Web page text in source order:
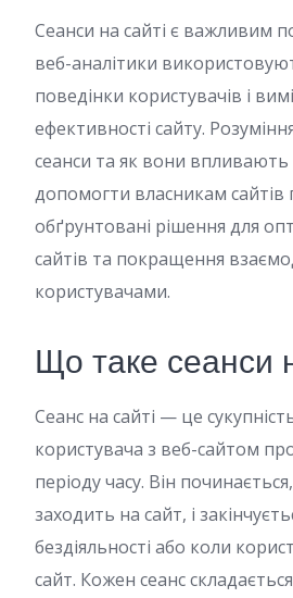
Сеанси на сайті є важливим
веб-аналітики
поведінки користувачів і
ефективності сайту.
сеанси та як вони
допомогти власникам
обґрунтовані рішення для
сайтів та покращення
користувачами.
Що таке сеанси
Сеанс на сайті — це
користувача з веб-сайтом
періоду часу. Він
заходить на сайт, і
бездіяльності або коли
сайт. Кожен сеанс